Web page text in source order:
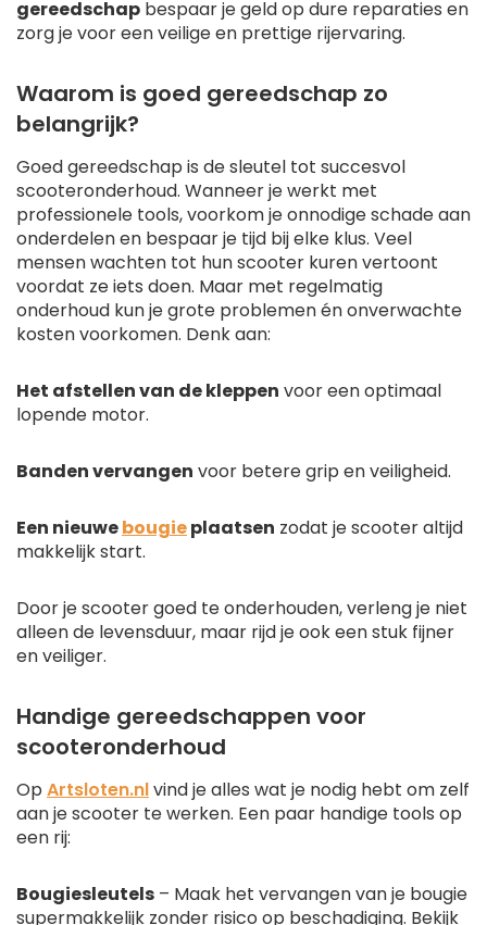
gereedschap bespaar je geld op dure reparaties en
zorg je voor een veilige en prettige rijervaring.
Waarom is goed gereedschap zo
belangrijk?
Goed gereedschap is de sleutel tot succesvol
scooteronderhoud. Wanneer je werkt met
professionele tools, voorkom je onnodige schade aan
onderdelen en bespaar je tijd bij elke klus. Veel
mensen wachten tot hun scooter kuren vertoont
voordat ze iets doen. Maar met regelmatig
onderhoud kun je grote problemen én onverwachte
kosten voorkomen. Denk aan:
Het afstellen van de kleppen voor een optimaal
lopende motor.
Banden vervangen voor betere grip en veiligheid.
Een nieuwebougieplaatsen zodat je scooter altijd
makkelijk start.
Door je scooter goed te onderhouden, verleng je niet
alleen de levensduur, maar rijd je ook een stuk fijner
en veiliger.
Handige gereedschappen voor
scooteronderhoud
Op Artsloten.nlvind je alles wat je nodig hebt om zelf
aan je scooter te werken. Een paar handige tools op
een rij:
Bougiesleutels – Maak het vervangen van je bougie
supermakkelijk zonder risico op beschadiging. Bekijk